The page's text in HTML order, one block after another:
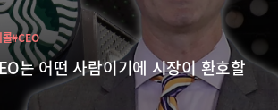
는 어떤 사람이기에 시장이 환호할
#CEO